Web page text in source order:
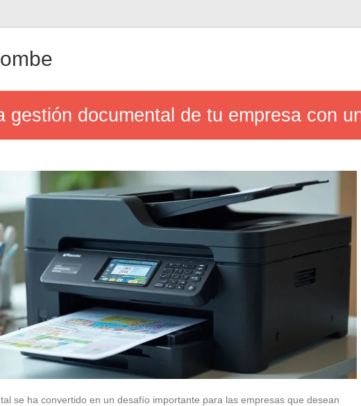
gestión documental de tu empresa con
se ha convertido en un desafío importante para las empresas que desean